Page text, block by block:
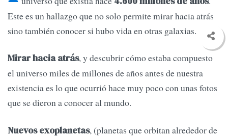
Este es un hallazgo que no solo permite mirar hacia atrás
sino también conocer si hubo vida en otras galaxias.
Mirar hacia atrás, y descubrir cómo estaba compuesto
el universo miles de millones de años antes de nuestra
existencia es lo que ocurrió hace muy poco con unas fotos
que se dieron a conocer al mundo.
Nuevos exoplanetas, (planetas que orbitan alrededor de